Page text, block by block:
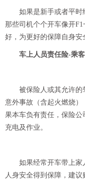
如果是新手或者平时
那些司机个个开车像开
好，为更好的保障自身安
车上人员责任险-乘客
被保险人或其允许的
意外事故（含起火燃烧
果本车负有责任，保险公
充电及作业。
如果经常开车带上家
人身安全得到保障，建议